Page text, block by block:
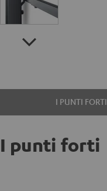
I PUNTI FORTI
I punti forti